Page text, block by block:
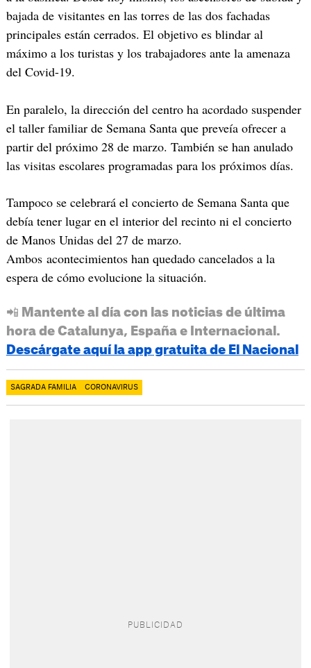
bajada de visitantes en las torres de las dos fachadas
principales están cerrados. El objetivo es blindar al
máximo a los turistas y los trabajadores ante la amenaza
del Covid-19.
En paralelo, la dirección del centro ha acordado suspender
el taller familiar de Semana Santa que preveía ofrecer a
partir del próximo 28 de marzo. También se han anulado
las visitas escolares programadas para los próximos días.
Tampoco se celebrará el concierto de Semana Santa que
debía tener lugar en el interior del recinto ni el concierto
de Manos Unidas del 27 de marzo.
Ambos acontecimientos han quedado cancelados a la
espera de cómo evolucione la situación.
📲 Mantente al día con las noticias de última
hora de Catalunya, España e Internacional.
Descárgate aquí la app gratuita de El Nacional
SAGRADA FAMILIA CORONAVIRUS